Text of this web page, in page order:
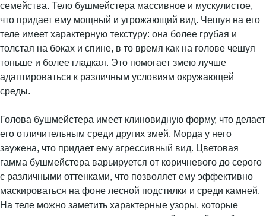
семейства. Тело бушмейстера массивное и мускулистое,
что придает ему мощный и угрожающий вид. Чешуя на его
теле имеет характерную текстуру: она более грубая и
толстая на боках и спине, в то время как на голове чешуя
тоньше и более гладкая. Это помогает змею лучше
адаптироваться к различным условиям окружающей
среды.
Голова бушмейстера имеет клиновидную форму, что делает
его отличительным среди других змей. Морда у него
заужена, что придает ему агрессивный вид. Цветовая
гамма бушмейстера варьируется от коричневого до серого
с различными оттенками, что позволяет ему эффективно
маскироваться на фоне лесной подстилки и среди камней.
На теле можно заметить характерные узоры, которые